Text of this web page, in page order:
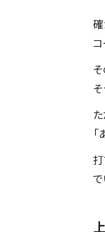
確
打
で